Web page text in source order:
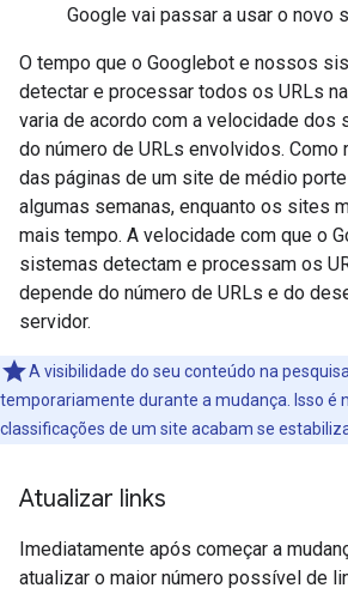
Google vai passar a usar o novo
O tempo que o Googlebot e nossos
detectar e processar todos os URLs
varia de acordo com a velocidade dos
do número de URLs envolvidos. Como
das páginas de um site de médio
algumas semanas, enquanto os sites
mais tempo. A velocidade com que o
sistemas detectam e processam os
depende do número de URLs e do
servidor.
A visibilidade do seu conteúdo na
temporariamente durante a mudança. Isso é
classificações de um site acabam se
Atualizar links
Imediatamente após começar a
atualizar o maior número possível de